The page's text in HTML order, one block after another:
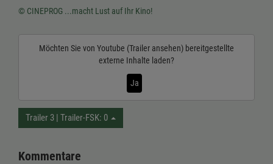
© CINEPROG ...macht Lust auf Ihr Kino!
Möchten Sie von Youtube (Trailer ansehen) bereitgestellte
externe Inhalte laden?
Ja
Trailer 3 | Trailer-FSK: 0
Kommentare